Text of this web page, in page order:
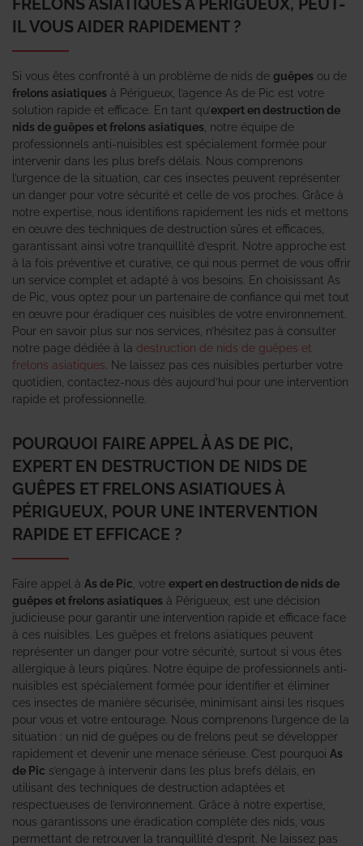
IL VOUS AIDER RAPIDEMENT ?
Si vous êtes confronté à un problème de nids de guêpes ou de
frelons asiatiques à Périgueux, l’agence As de Pic est votre
solution rapide et efficace. En tant qu’expert en destruction de
nids de guêpes et frelons asiatiques , notre équipe de
professionnels anti-nuisibles est spécialement formée pour
intervenir dans les plus brefs délais. Nous comprenons
l’urgence de la situation, car ces insectes peuvent représenter
un danger pour votre sécurité et celle de vos proches. Grâce à
notre expertise, nous identifions rapidement les nids et mettons
en œuvre des techniques de destruction sûres et efficaces,
garantissant ainsi votre tranquillité d’esprit. Notre approche est
à la fois préventive et curative, ce qui nous permet de vous offrir
un service complet et adapté à vos besoins. En choisissant As
de Pic, vous optez pour un partenaire de confiance qui met tout
en œuvre pour éradiquer ces nuisibles de votre environnement.
Pour en savoir plus sur nos services, n’hésitez pas à consulter
notre page dédiée à la destruction de nids de guêpes et
frelons asiatiques . Ne laissez pas ces nuisibles perturber votre
quotidien, contactez-nous dès aujourd’hui pour une intervention
rapide et professionnelle.
POURQUOI FAIRE APPEL À AS DE PIC,
EXPERT EN DESTRUCTION DE NIDS DE
GUÊPES ET FRELONS ASIATIQUES À
PÉRIGUEUX, POUR UNE INTERVENTION
RAPIDE ET EFFICACE ?
Faire appel à As de Pic , votre expert en destruction de nids de
guêpes et frelons asiatiques à Périgueux, est une décision
judicieuse pour garantir une intervention rapide et efficace face
à ces nuisibles. Les guêpes et frelons asiatiques peuvent
représenter un danger pour votre sécurité, surtout si vous êtes
allergique à leurs piqûres. Notre équipe de professionnels anti-
nuisibles est spécialement formée pour identifier et éliminer
ces insectes de manière sécurisée, minimisant ainsi les risques
pour vous et votre entourage. Nous comprenons l’urgence de la
situation : un nid de guêpes ou de frelons peut se développer
rapidement et devenir une menace sérieuse. C’est pourquoi As
de Pic s’engage à intervenir dans les plus brefs délais, en
utilisant des techniques de destruction adaptées et
respectueuses de l’environnement. Grâce à notre expertise,
nous garantissons une éradication complète des nids, vous
permettant de retrouver la tranquillité d’esprit. Ne laissez pas